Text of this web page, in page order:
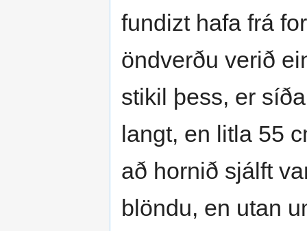
fundizt hafa frá
öndverðu verið
stikil þess, er
langt, en litla 55
að hornið sjálft
blöndu, en utan